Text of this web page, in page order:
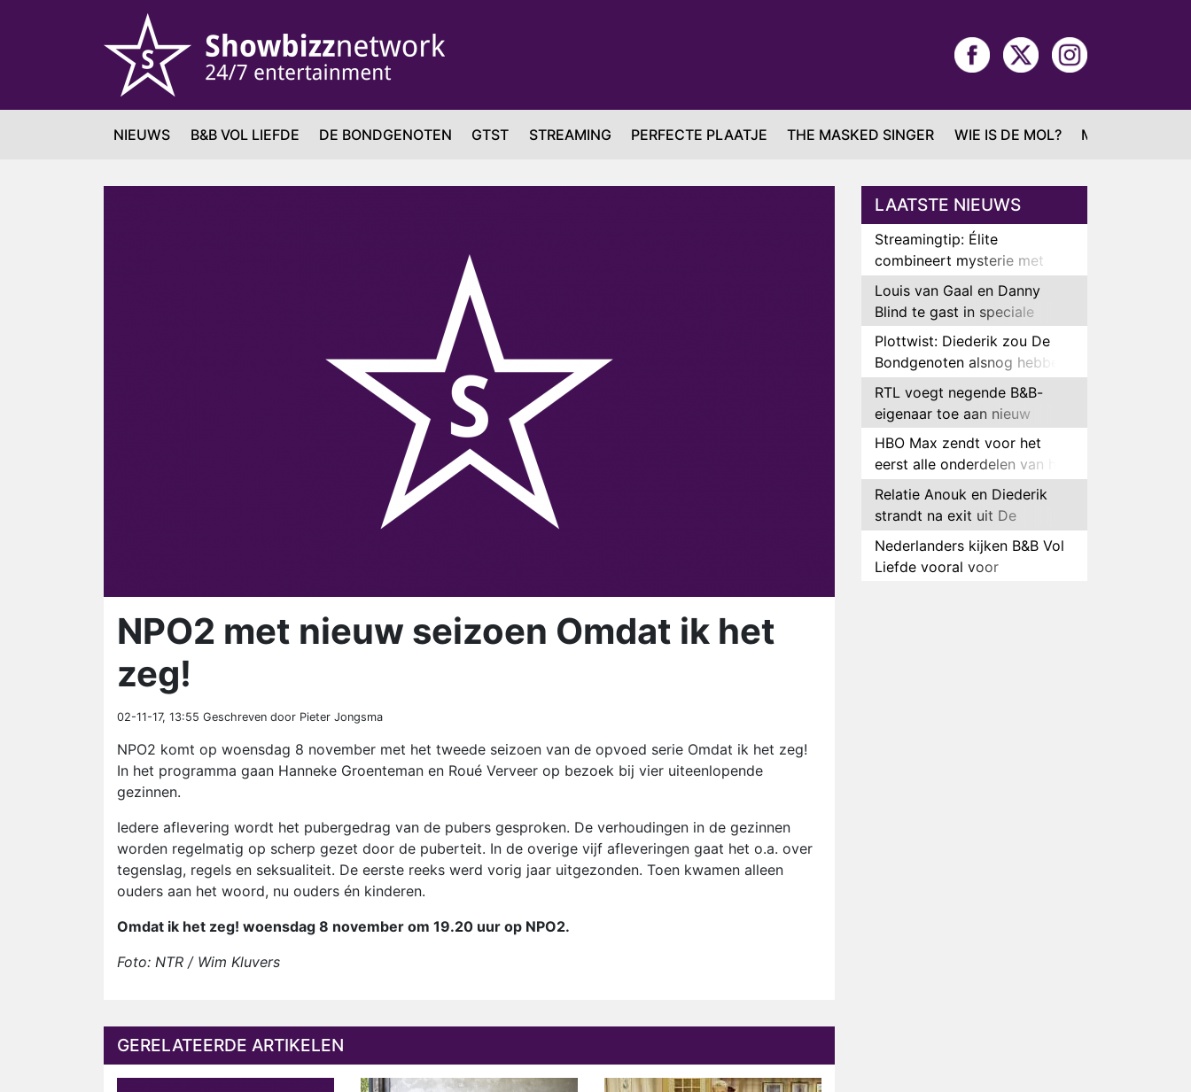
NIEUWS B&B VOL LIEFDE DE BONDGENOTEN GTST STREAMING PERFECTE PLAATJE THE MASKED SINGER WIE IS DE MOL? MAFS
NPO2 met nieuw seizoen Omdat ik het
zeg!
02-11-17, 13:55 Geschreven door Pieter Jongsma
NPO2 komt op woensdag 8 november met het tweede seizoen van de opvoed serie Omdat ik het zeg!
In het programma gaan Hanneke Groenteman en Roué Verveer op bezoek bij vier uiteenlopende
gezinnen.
Iedere aflevering wordt het pubergedrag van de pubers gesproken. De verhoudingen in de gezinnen
worden regelmatig op scherp gezet door de puberteit. In de overige vijf afleveringen gaat het o.a. over
tegenslag, regels en seksualiteit. De eerste reeks werd vorig jaar uitgezonden. Toen kwamen alleen
ouders aan het woord, nu ouders én kinderen.
Omdat ik het zeg! woensdag 8 november om 19.20 uur op NPO2.
Foto: NTR / Wim Kluvers
GERELATEERDE ARTIKELEN
LAATSTE NIEUWS
Streamingtip: Élite
combineert mysterie met
romantie
Louis van Gaal en Danny
Blind te gast in speciale
aflevering van Tussen de
Palen
Plottwist: Diederik zou De
Bondgenoten alsnog hebben
verlaten
RTL voegt negende B&B-
eigenaar toe aan nieuw
seizoen B&B Vol Liefde
HBO Max zendt voor het
eerst alle onderdelen van het
EK Atletiek uit
Relatie Anouk en Diederik
strandt na exit uit De
Bondgenoten
Nederlanders kijken B&B Vol
Liefde vooral voor